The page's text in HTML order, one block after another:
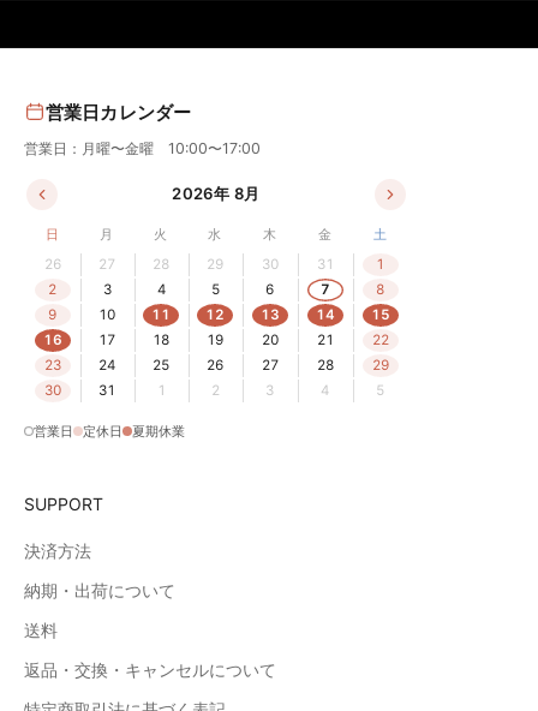
営業日カレンダー
営業日：月曜〜金曜 10:00〜17:00
2026年 8月
日 月 火 水 木 金
土
26
27 28 29 30 31
1
2
3 4 5 6 7
8
9
10 11 12 13 14
15
16
17 18 19 20 21
22
23
24 25 26 27 28
29
30
31 1 2 3 4 5
営業日 定休日 夏期休業
SUPPORT
決済方法
納期・出荷について
送料
返品・交換・キャンセルについて